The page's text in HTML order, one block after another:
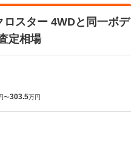
ロスター 4WDと同一ボデ
定相場
〜303.5万円